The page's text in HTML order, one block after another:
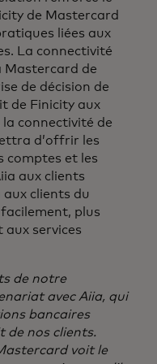
de Mastercard
liées aux
La connectivité
Mastercard de
de décision de
de Finicity aux
la connectivité de
d’offrir les
comptes et les
aux clients
clients du
plus
services
de notre
avec Aiia, qui
bancaires
de nos clients.
voit le